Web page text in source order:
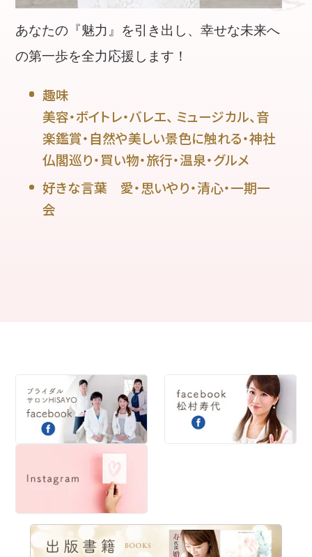
あなたの『魅力』を引き出し、幸せな未来へ
の第一歩を全力応援します！
趣味
美容・ボイトレ・バレエ、 ミュージカル、音
楽鑑賞・自然や美しい景色に触れる・神社
仏閣巡り・買い物・旅行・温泉・グルメ
好きな言葉 愛・思いやり・清心・一期一
会